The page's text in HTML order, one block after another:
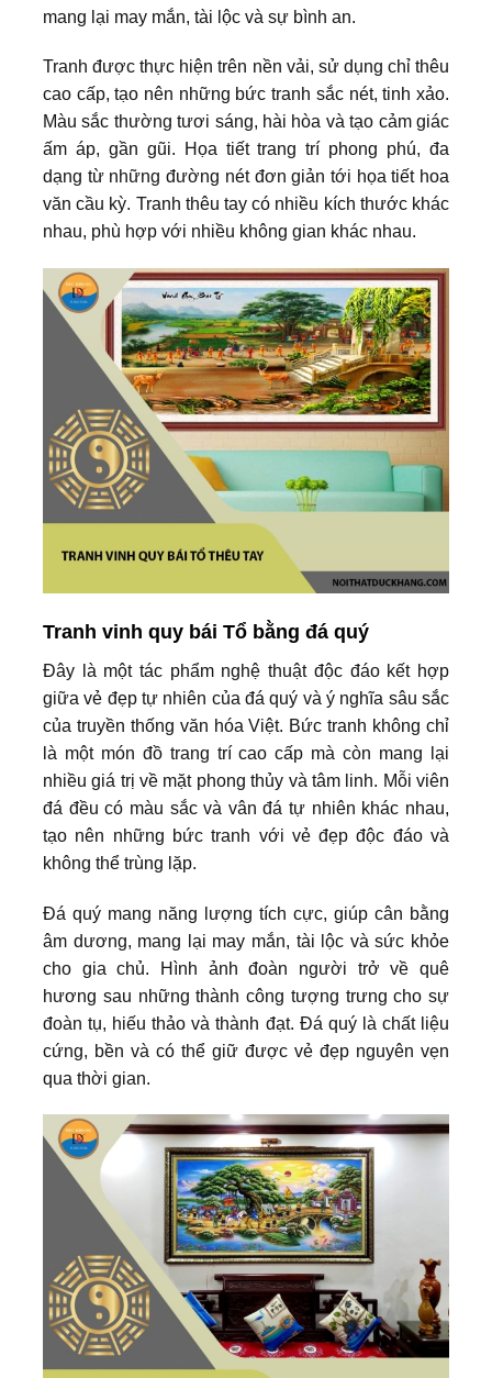
mang lại may mắn, tài lộc và sự bình an.
Tranh được thực hiện trên nền vải, sử dụng chỉ thêu
cao cấp, tạo nên những bức tranh sắc nét, tinh xảo.
Màu sắc thường tươi sáng, hài hòa và tạo cảm giác
ấm áp, gần gũi. Họa tiết trang trí phong phú, đa
dạng từ những đường nét đơn giản tới họa tiết hoa
văn cầu kỳ. Tranh thêu tay có nhiều kích thước khác
nhau, phù hợp với nhiều không gian khác nhau.
Tranh vinh quy bái Tổ bằng đá quý
Đây là một tác phẩm nghệ thuật độc đáo kết hợp
giữa vẻ đẹp tự nhiên của đá quý và ý nghĩa sâu sắc
của truyền thống văn hóa Việt. Bức tranh không chỉ
là một món đồ trang trí cao cấp mà còn mang lại
nhiều giá trị về mặt phong thủy và tâm linh. Mỗi viên
đá đều có màu sắc và vân đá tự nhiên khác nhau,
tạo nên những bức tranh với vẻ đẹp độc đáo và
không thể trùng lặp.
Đá quý mang năng lượng tích cực, giúp cân bằng
âm dương, mang lại may mắn, tài lộc và sức khỏe
cho gia chủ. Hình ảnh đoàn người trở về quê
hương sau những thành công tượng trưng cho sự
đoàn tụ, hiếu thảo và thành đạt. Đá quý là chất liệu
cứng, bền và có thể giữ được vẻ đẹp nguyên vẹn
qua thời gian.